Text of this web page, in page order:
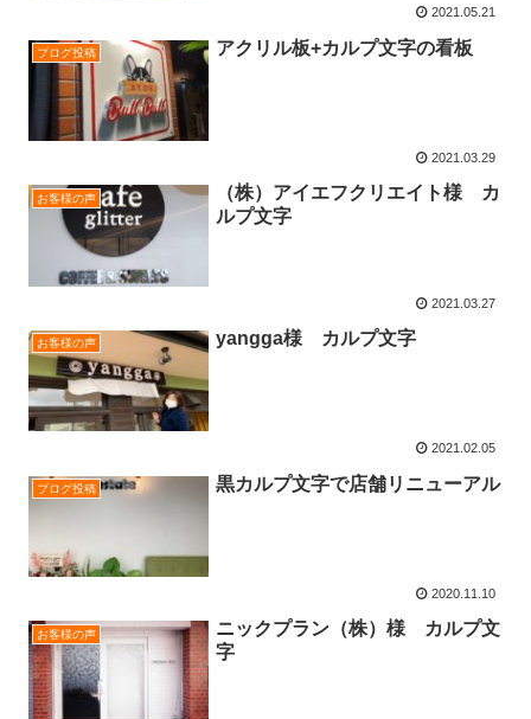
2021.05.21
ブログ投稿 アクリル板+カルプ文字の看板
2021.03.29
お客様の声
（株）アイエフクリエイト様 カ
ルプ文字
2021.03.27
お客様の声 yangga様 カルプ文字
2021.02.05
ブログ投稿 黒カルプ文字で店舗リニューアル
2020.11.10
お客様の声
ニックプラン（株）様 カルプ文
字